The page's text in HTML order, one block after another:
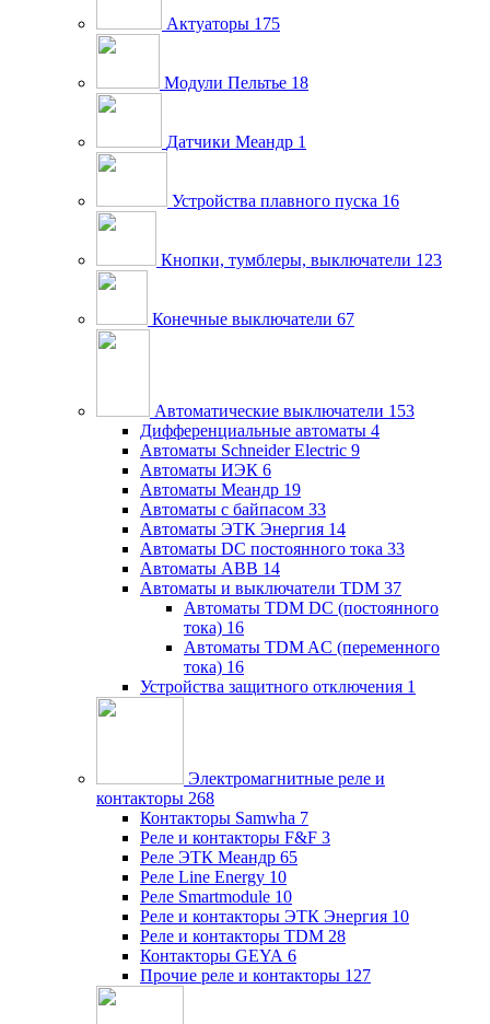
Актуаторы 175
Модули Пельтье 18
Датчики Меандр 1
Устройства плавного пуска 16
Кнопки, тумблеры, выключатели 123
Конечные выключатели 67
Автоматические выключатели 153
Дифференциальные автоматы 4
Автоматы Schneider Electric 9
Автоматы ИЭК 6
Автоматы Меандр 19
Автоматы с байпасом 33
Автоматы ЭТК Энергия 14
Автоматы DC постоянного тока 33
Автоматы ABB 14
Автоматы и выключатели TDM 37
Автоматы TDM DC (постоянного
тока) 16
Автоматы TDM AC (переменного
тока) 16
Устройства защитного отключения 1
Электромагнитные реле и
контакторы 268
Контакторы Samwha 7
Реле и контакторы F&F 3
Реле ЭТК Меандр 65
Реле Line Energy 10
Реле Smartmodule 10
Реле и контакторы ЭТК Энергия 10
Реле и контакторы TDM 28
Контакторы GEYA 6
Прочие реле и контакторы 127